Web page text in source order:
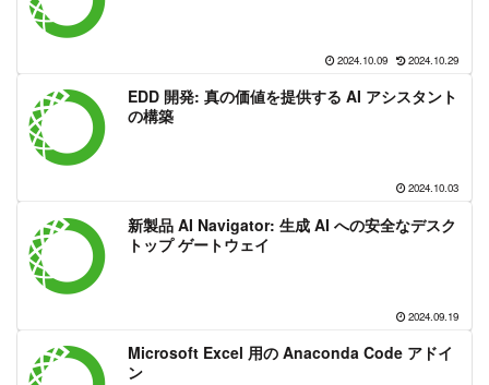
2024.10.09 2024.10.29
EDD 開発: 真の価値を提供する AI アシスタント
の構築
2024.10.03
新製品 AI Navigator: 生成 AI への安全なデスク
トップ ゲートウェイ
2024.09.19
Microsoft Excel 用の Anaconda Code アドイ
ン